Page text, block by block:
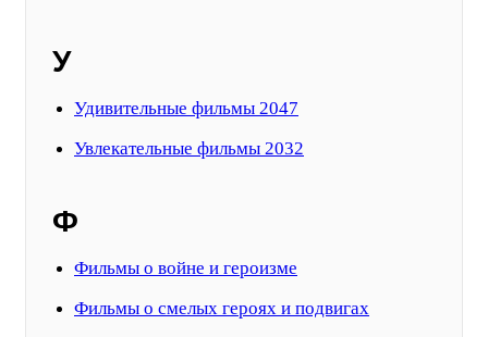
У
Удивительные фильмы 2047
Увлекательные фильмы 2032
Ф
Фильмы о войне и героизме
Фильмы о смелых героях и подвигах